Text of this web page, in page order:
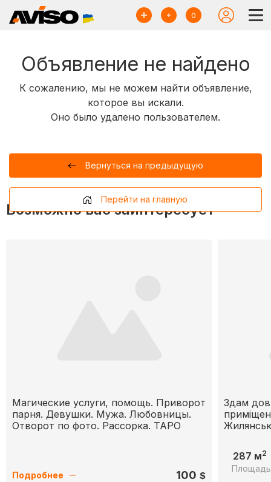
0
Объявление не найдено
К сожалению, мы не можем найти объявление,
которое вы искали.
Оно было удалено пользователем.
Вернуться на предыдущую
Перейти на главную
Возможно вас заинтересует
Магические услуги, помощь. Приворот
парня. Девушки. Мужа. Любовницы.
Отворот по фото. Рассорка. ТАРО
Подробнее 100 $
Здам
287 м2
Площадь